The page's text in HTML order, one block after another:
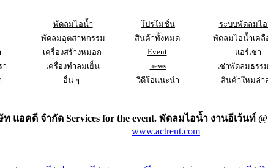
พัดลมไอน้ำ โปรโมชั่น ระบบพัดลมไ
พัดลมอุตสาหกรรม สินค้าทั้งหมด พัดลมไอน้ำเคลื่
เครื่องสร้างหมอก Event แอร์เช่า
า เครื่องทำลมเย็น news เช่าพัดลมธรร
อื่น ๆ วีดีโอแนะนำ สินค้าใหม่ล่า
ท แอคดี จำกัด Services for the event. พัดลมไอน้ำ งานอีเว้นท์ @
www.actrent.com